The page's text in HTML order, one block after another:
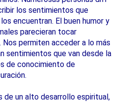
los sentimientos que
encuentran. El buen humor y
parecieran tocar
permiten acceder a lo más
sentimientos que van desde la
de conocimiento de
de un alto desarrollo espiritual,